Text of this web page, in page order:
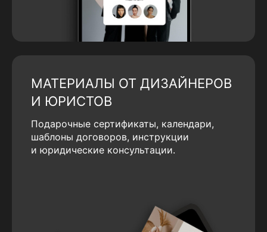
МАТЕРИАЛЫ ОТ ДИЗАЙНЕРОВ
И ЮРИСТОВ
Подарочные сертификаты, календари,
шаблоны договоров, инструкции
и юридические консультации.